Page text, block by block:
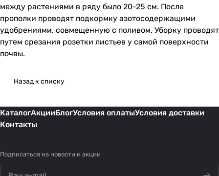
между растениями в ряду было 20-25 см. После
прополки проводят подкормку азотосодержащими
удобрениями, совмещенную с поливом. Уборку проводят
путем срезания розетки листьев у самой поверхности
почвы.
Назад к списку
КаталогАкцииБлогУсловия оплатыУсловия доставки
Контакты
Подписаться на новости и акции